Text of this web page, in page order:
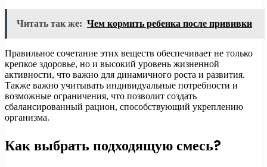
Читать так же: Чем кормить ребенка после прививки
Правильное сочетание этих веществ обеспечивает не только
крепкое здоровье, но и высокий уровень жизненной
активности, что важно для динамичного роста и развития.
Также важно учитывать индивидуальные потребности и
возможные ограничения, что позволит создать
сбалансированный рацион, способствующий укреплению
организма.
Как выбрать подходящую смесь?